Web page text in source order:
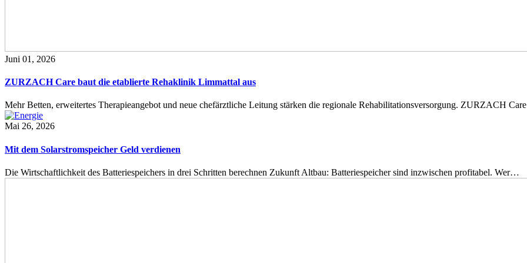
Juni 01, 2026
ZURZACH Care baut die etablierte Rehaklinik Limmattal aus
Mehr Betten, erweitertes Therapieangebot und neue chefärztliche Leitung stärken die regionale Rehabilitationsversorgung. ZURZACH
Mai 26, 2026
Mit dem Solarstromspeicher Geld verdienen
Die Wirtschaftlichkeit des Batteriespeichers in drei Schritten berechnen Zukunft Altbau: Batteriespeicher sind inzwischen profitabel. Wer…